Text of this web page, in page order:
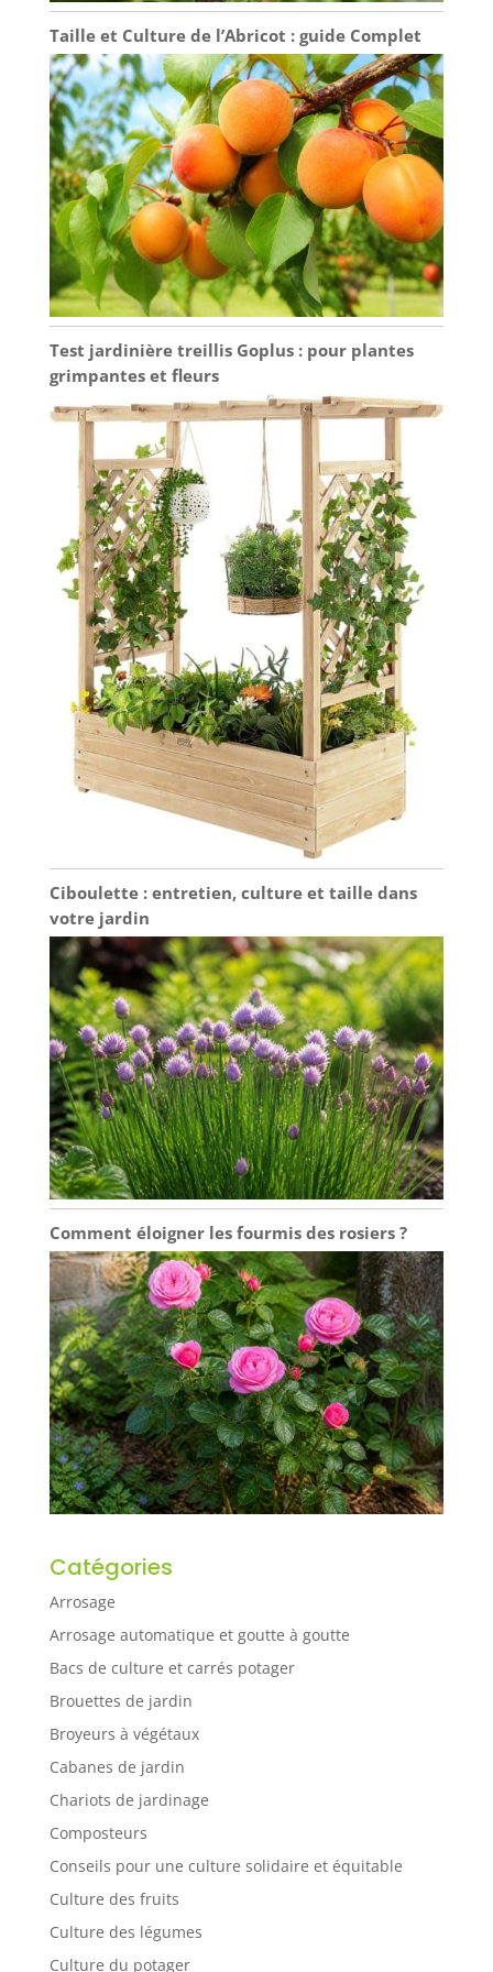
Taille et Culture de l’Abricot : guide Complet
Test jardinière treillis Goplus : pour plantes
grimpantes et fleurs
Ciboulette : entretien, culture et taille dans
votre jardin
Comment éloigner les fourmis des rosiers ?
Catégories
Arrosage
Arrosage automatique et goutte à goutte
Bacs de culture et carrés potager
Brouettes de jardin
Broyeurs à végétaux
Cabanes de jardin
Chariots de jardinage
Composteurs
Conseils pour une culture solidaire et équitable
Culture des fruits
Culture des légumes
Culture du potager